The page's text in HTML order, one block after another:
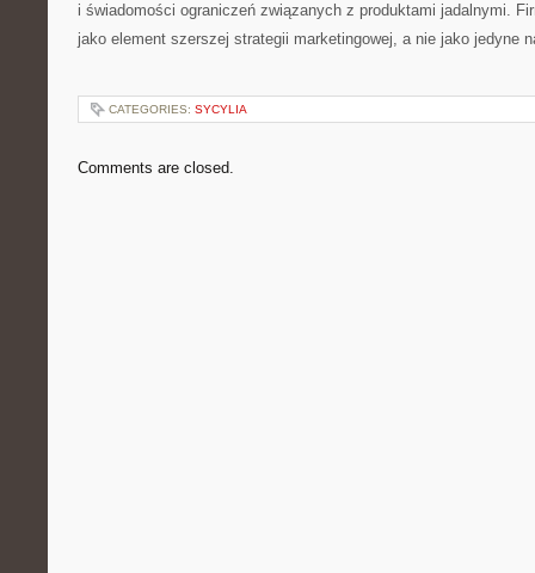
i świadomości ograniczeń związanych z produktami jadalnymi.
jako element szerszej strategii marketingowej, a nie jako jedyne
CATEGORIES: SYCYLIA
Comments are closed.